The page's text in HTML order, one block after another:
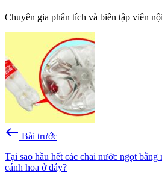
Chuyên gia phân tích và biên tập viên
west Bài trước
Tại sao hầu hết các chai nước ngọt
cánh hoa ở đáy?